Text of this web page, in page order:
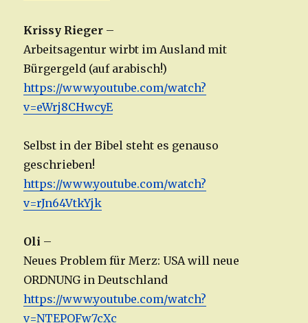
Krissy Rieger –
Arbeitsagentur wirbt im Ausland mit
Bürgergeld (auf arabisch!)
https://www.youtube.com/watch?
v=eWrj8CHwcyE
Selbst in der Bibel steht es genauso
geschrieben!
https://www.youtube.com/watch?
v=rJn64VtkYjk
Oli –
Neues Problem für Merz: USA will neue
ORDNUNG in Deutschland
https://www.youtube.com/watch?
v=NTEPOFw7cXc